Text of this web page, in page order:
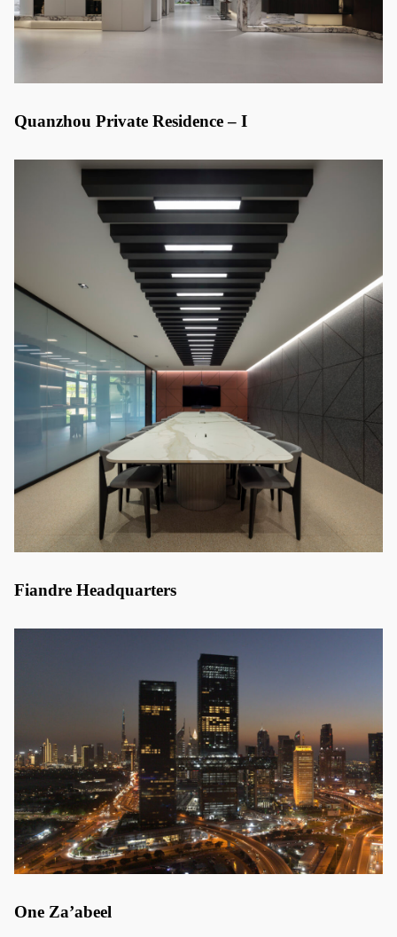
Quanzhou Private Residence – I
Fiandre Headquarters
One Za’abeel